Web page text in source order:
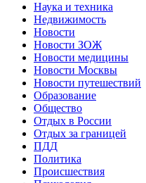
Наука и техника
Недвижимость
Новости
Новости ЗОЖ
Новости медицины
Новости Москвы
Новости путешествий
Образование
Общество
Отдых в России
Отдых за границей
ПДД
Политика
Происшествия